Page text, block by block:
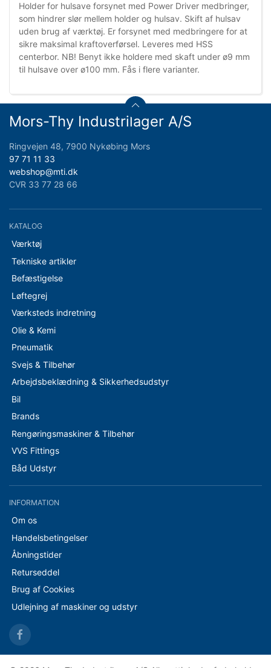
Holder for hulsave forsynet med Power Driver medbringer,
som hindrer slør mellem holder og hulsav. Skift af hulsav
uden brug af værktøj. Er forsynet med medbringere for at
sikre maksimal kraftoverførsel. Leveres med HSS
centerbor. NB! Benyt ikke holdere med skaft under ø9 mm
til hulsave over ø100 mm. Fås i flere varianter.
Mors-Thy Industrilager A/S
Ringvejen 48, 7900 Nykøbing Mors
97 71 11 33
webshop@mti.dk
CVR 33 77 28 66
KATALOG
Værktøj
Tekniske artikler
Befæstigelse
Løftegrej
Værksteds indretning
Olie & Kemi
Pneumatik
Svejs & Tilbehør
Arbejdsbeklædning & Sikkerhedsudstyr
Bil
Brands
Rengøringsmaskiner & Tilbehør
VVS Fittings
Båd Udstyr
INFORMATION
Om os
Handelsbetingelser
Åbningstider
Returseddel
Brug af Cookies
Udlejning af maskiner og udstyr